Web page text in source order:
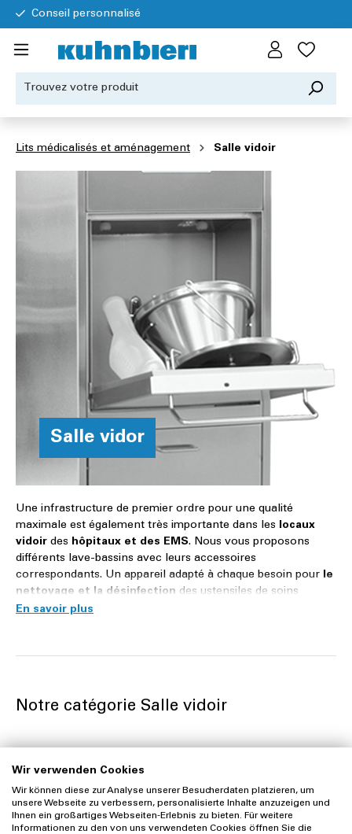
Conseil personnalisé
Lits médicalisés et aménagement Salle vidoir
Salle vidor
Une infrastructure de premier ordre pour une qualité
maximale est également très importante dans les locaux
vidoir des hôpitaux et des EMS. Nous vous proposons
différents lave-bassins avec leurs accessoires
correspondants. Un appareil adapté à chaque besoin pour le
nettoyage et la désinfection des ustensiles de soins
comme les seaux, les urinaux, les haricots et les bassins de
Les lave-bassins de notre gamme sont des modèles de la
laveurs-désinfecteurs en matière de sécurité, de
sur le lave-bassins approprié et vous recommandons un
équipement sur mesure. Nous vous assistons volontiers de
la planification à la réalisation. Nous nous réjouissons de
votre prise de contact au
0848 10 20 40 ou par e-mail
Notre catégorie Salle vidoir
Wir verwenden Cookies
Wir können diese zur Analyse unserer Besucherdaten platzieren, um
unsere Webseite zu verbessern, personalisierte Inhalte anzuzeigen und
Ihnen ein großartiges Webseiten-Erlebnis zu bieten. Für weitere
Informationen zu den von uns verwendeten Cookies öffnen Sie die